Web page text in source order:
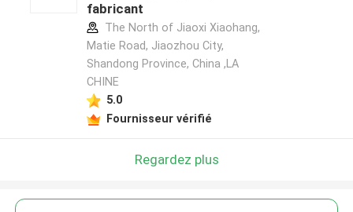
fabricant
The North of Jiaoxi Xiaohang,
Matie Road, Jiaozhou City,
Shandong Province, China ,LA
CHINE
5.0
Fournisseur vérifié
Regardez plus